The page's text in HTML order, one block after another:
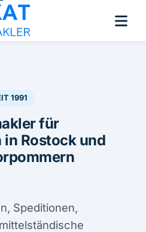
1991
für
in Rostock und
Speditionen,